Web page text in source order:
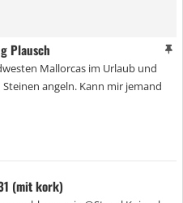
A
Plausch
Mallorcas im Urlaub und
angeln. Kann mir jemand
(mit kork)